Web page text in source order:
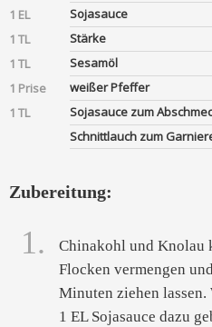
1 EL
Sojasauce
1 TL
Stärke
1 TL
Sesamöl
1 Prise
weißer Pfeffer
1 TL
Sojasauce zum
Schnittlauch zum
Zubereitung:
1.
Chinakohl und Knolau
Flocken vermengen
Minuten ziehen lassen.
1 EL Sojasauce dazu